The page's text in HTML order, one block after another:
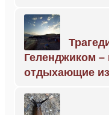
Геленджиком –
отдыхающие